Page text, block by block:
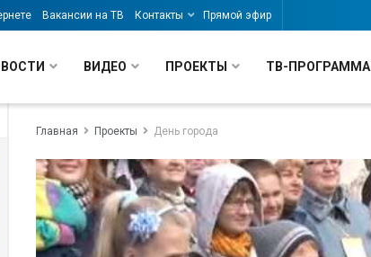
Вакансии на ТВ Контакты Прямой эфир
ВИДЕО ПРОЕКТЫ ТВ-ПРОГРАММА
Главная Проекты День города